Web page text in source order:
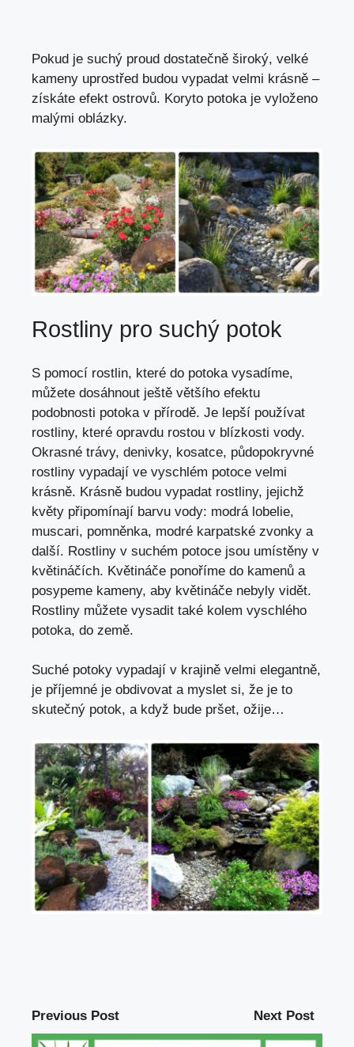
Pokud je suchý proud dostatečně široký, velké
kameny uprostřed budou vypadat velmi krásně –
získáte efekt ostrovů. Koryto potoka je vyloženo
malými oblázky.
Rostliny pro suchý potok
S pomocí rostlin, které do potoka vysadíme,
můžete dosáhnout ještě většího efektu
podobnosti potoka v přírodě. Je lepší používat
rostliny, které opravdu rostou v blízkosti vody.
Okrasné trávy, denivky, kosatce, půdopokryvné
rostliny vypadají ve vyschlém potoce velmi
krásně. Krásně budou vypadat rostliny, jejichž
květy připomínají barvu vody: modrá lobelie,
muscari, pomněnka, modré karpatské zvonky a
další. Rostliny v suchém potoce jsou umístěny v
květináčích. Květináče ponoříme do kamenů a
posypeme kameny, aby květináče nebyly vidět.
Rostliny můžete vysadit také kolem vyschlého
potoka, do země.
Suché potoky vypadají v krajině velmi elegantně,
je příjemné je obdivovat a myslet si, že je to
skutečný potok, a když bude pršet, ožije…
Previous Post Next Post